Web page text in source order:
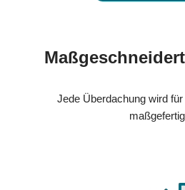
Jede Überdachung wird